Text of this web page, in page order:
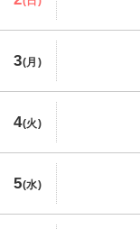
3(月)
4(火)
5(水)